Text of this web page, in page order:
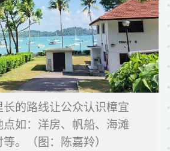
的路线让公众认识樟宜
如：洋房、帆船、海滩
。（图：陈嘉羚）